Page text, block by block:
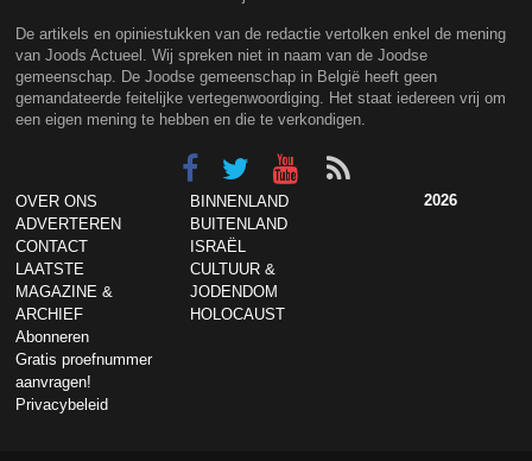
De artikels en opiniestukken van de redactie vertolken enkel de mening
van Joods Actueel. Wij spreken niet in naam van de Joodse
gemeenschap. De Joodse gemeenschap in België heeft geen
gemandateerde feitelijke vertegenwoordiging. Het staat iedereen vrij om
een eigen mening te hebben en die te verkondigen.
OVER ONS
ADVERTEREN
CONTACT
LAATSTE
MAGAZINE &
ARCHIEF
Abonneren
Gratis proefnummer
aanvragen!
Privacybeleid
BINNENLAND
BUITENLAND
ISRAËL
CULTUUR &
JODENDOM
HOLOCAUST
2026